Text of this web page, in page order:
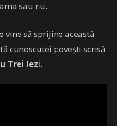
sau nu.
vine să sprijine această
cunoscutei povești scrisă
Trei Iezi.